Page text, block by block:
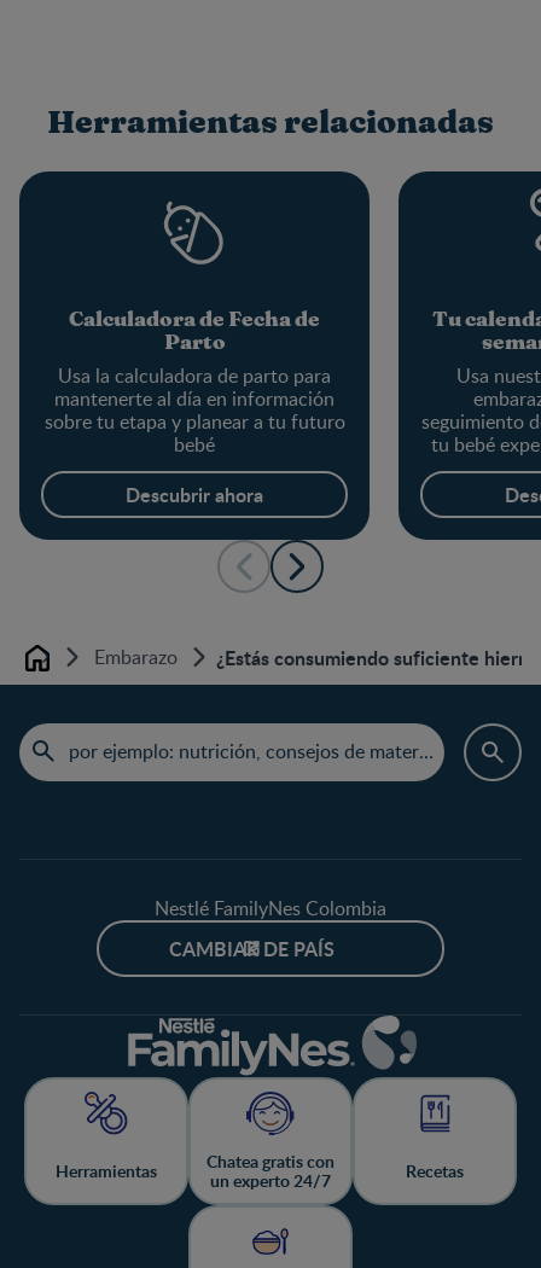
Herramientas relacionadas
Calculadora de Fecha de
Parto
Usa la calculadora de parto para
mantenerte al día en información
sobre tu etapa y planear a tu futuro
bebé
Descubrir ahora
Tu
Usa
seguimiento
tu bebé
semana,
actualizada
Home Embarazo ¿Estás consumiendo suficiente hierro
Nestlé FamilyNes Colombia
CAMBIAR DE PAÍS
Herramientas
Chatea gratis con
un experto 24/7
Recetas